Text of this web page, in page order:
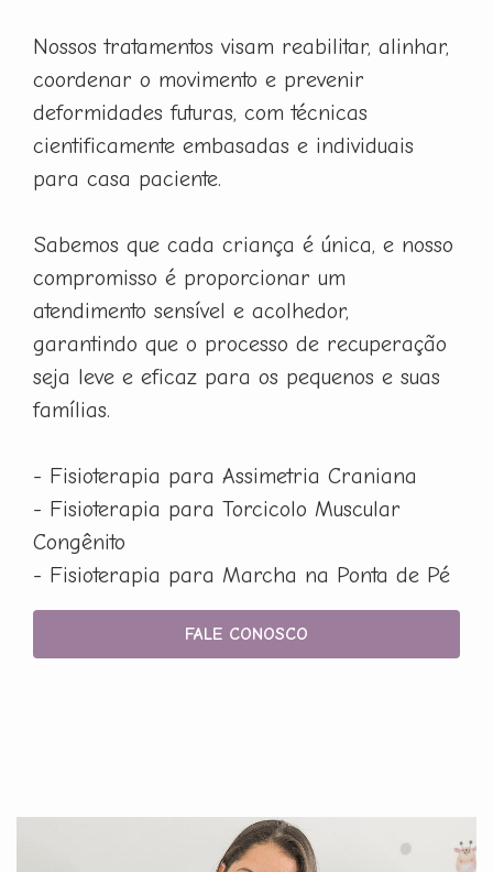
Nossos tratamentos visam reabilitar, alinhar,
coordenar o movimento e prevenir
deformidades futuras, com técnicas
cientificamente embasadas e individuais
para casa paciente.
Sabemos que cada criança é única, e nosso
compromisso é proporcionar um
atendimento sensível e acolhedor,
garantindo que o processo de recuperação
seja leve e eficaz para os pequenos e suas
famílias.
- Fisioterapia para Assimetria Craniana
- Fisioterapia para Torcicolo Muscular
Congênito
- Fisioterapia para Marcha na Ponta de Pé
FALE CONOSCO